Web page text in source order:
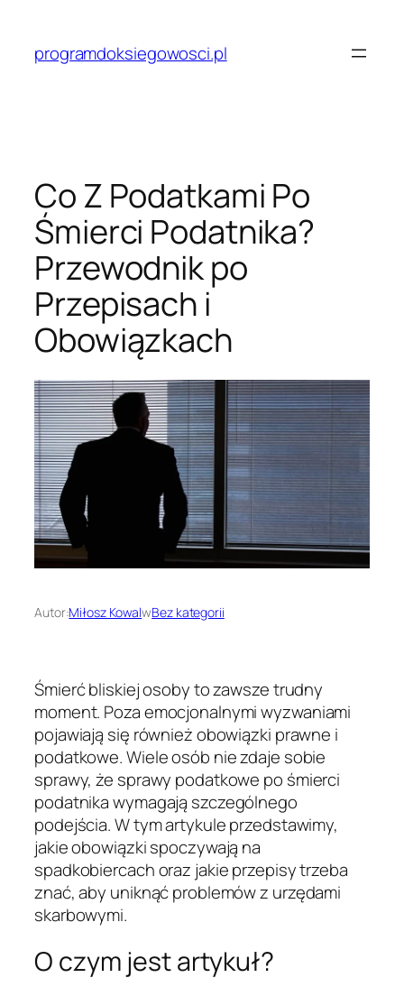
treściprogramdoksiegowosci.pl
Co Z Podatkami Po
Śmierci Podatnika?
Przewodnik po
Przepisach i
Obowiązkach
Autor:Miłosz KowalwBez kategorii
Śmierć bliskiej osoby to zawsze trudny
moment. Poza emocjonalnymi wyzwaniami
pojawiają się również obowiązki prawne i
podatkowe. Wiele osób nie zdaje sobie
sprawy, że sprawy podatkowe po śmierci
podatnika wymagają szczególnego
podejścia. W tym artykule przedstawimy,
jakie obowiązki spoczywają na
spadkobiercach oraz jakie przepisy trzeba
znać, aby uniknąć problemów z urzędami
skarbowymi.
O czym jest artykuł?